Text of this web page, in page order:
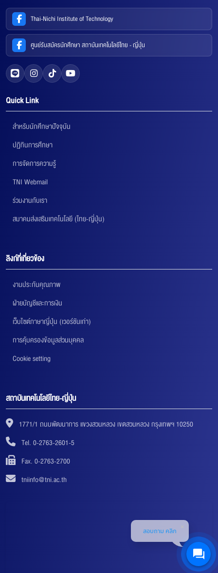
Thai-Nichi Institute of Technology
ศูนย์รับสมัครนักศึกษา สถาบันเทคโนโลยีไทย - ญี่ปุ่น
Quick Link
สำหรับนักศึกษาปัจจุบัน
ปฏิทินการศึกษา
การจัดการความรู้
TNI Webmail
ร่วมงานกับเรา
สมาคมส่งเสริมเทคโนโลยี (ไทย-ญี่ปุ่น)
ลิงก์ที่เกี่ยวข้อง
งานประกันคุณภาพ
ฝ่ายบัญชีและการเงิน
เว็บไซต์ภาษาญี่ปุ่น (เวอร์ชันเก่า)
การคุ้มครองข้อมูลส่วนบุคคล
Cookie setting
สถาบันเทคโนโลยีไทย-ญี่ปุ่น
1771/1 ถนนพัฒนาการ แขวงสวนหลวง เขตสวนหลวง กรุงเทพฯ 10250
Tel. 0-2763-2601-5
Fax. 0-2763-2700
tniinfo@tni.ac.th
สอบถาม คลิก